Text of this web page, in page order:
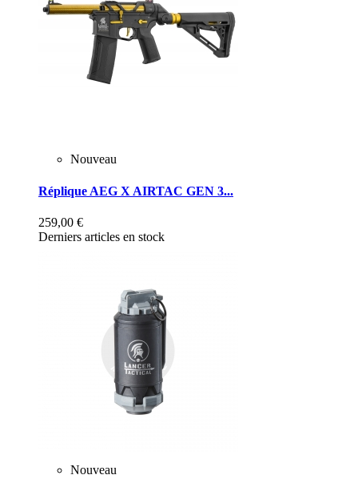
Nouveau
Réplique AEG X AIRTAC GEN 3...
259,00 €
Derniers articles en stock
Nouveau